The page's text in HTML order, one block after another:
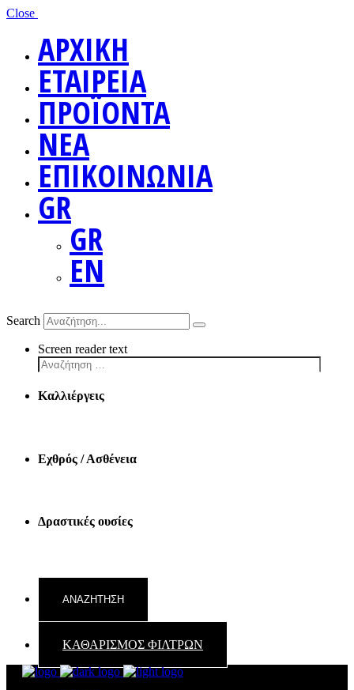
Close
ΑΡΧΙΚΗ
ΕΤΑΙΡΕΙΑ
ΠΡΟΪΟΝΤΑ
ΝΕΑ
ΕΠΙΚΟΙΝΩΝΙΑ
GR
GR
EN
Search
Screen reader text
Καλλιέργεις
Εχθρός / Ασθένεια
Δραστικές ουσίες
ΚΑΘΑΡΙΣΜΟΣ ΦΙΛΤΡΩΝ